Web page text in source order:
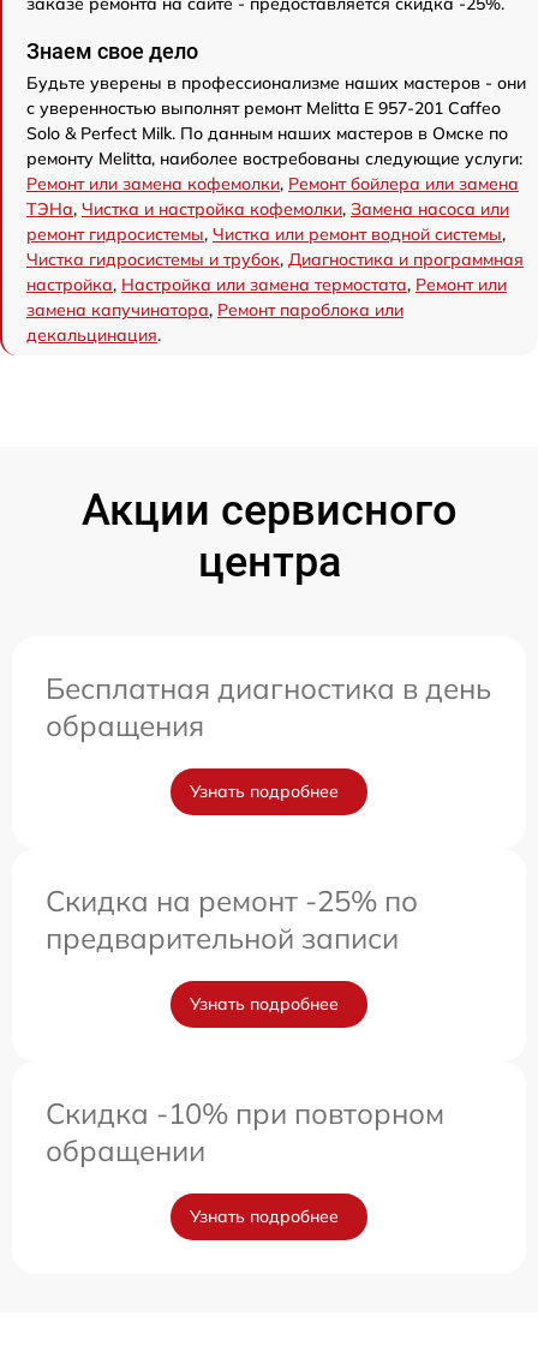
Знаем свое дело
Будьте уверены в профессионализме наших мастеров - они
с уверенностью выполнят ремонт Melitta E 957-201 Caffeo
Solo & Perfect Milk. По данным наших мастеров в Омске по
ремонту Melitta, наиболее востребованы следующие услуги:
Ремонт или замена кофемолки, Ремонт бойлера или замена
ТЭНа, Чистка и настройка кофемолки, Замена насоса или
ремонт гидросистемы, Чистка или ремонт водной системы,
Чистка гидросистемы и трубок, Диагностика и программная
настройка, Настройка или замена термостата, Ремонт или
замена капучинатора, Ремонт пароблока или
декальцинация.
Акции сервисного
центра
Бесплатная диагностика в день
обращения
Узнать подробнее
Скидка на ремонт -25% по
предварительной записи
Узнать подробнее
Скидка -10% при повторном
обращении
Узнать подробнее